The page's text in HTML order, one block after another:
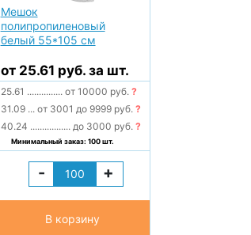
Мешок
полипропиленовый
белый 55*105 см
от 25.61 руб. за шт.
25.61 ............... от 10000 руб. ?
31.09 ... от 3001 до 9999 руб. ?
40.24 ................. до 3000 руб. ?
Минимальный заказ: 100 шт.
- +
В корзину